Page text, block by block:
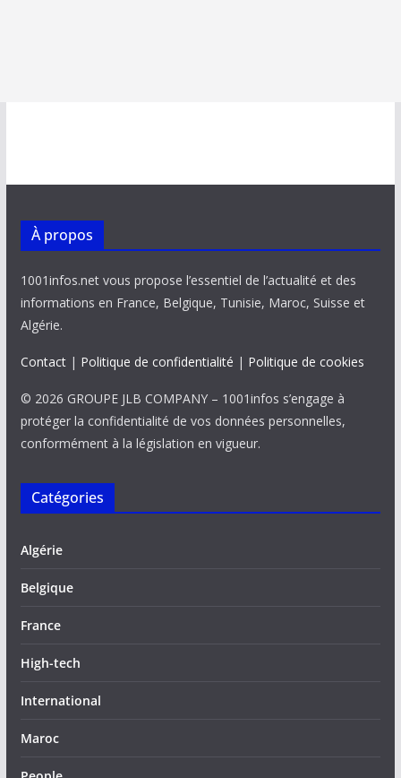
À propos
1001infos.net vous propose l’essentiel de l’actualité et des
informations en France, Belgique, Tunisie, Maroc, Suisse et
Algérie.
Contact| Politique de confidentialité | Politique de cookies
© 2026 GROUPE JLB COMPANY – 1001infos s’engage à
protéger la confidentialité de vos données personnelles,
conformément à la législation en vigueur.
Catégories
Algérie
Belgique
France
High-tech
International
Maroc